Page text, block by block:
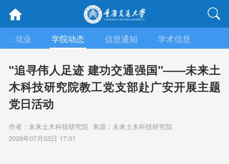
生就业 学院动态 信息通知 学术信息
"追寻伟人足迹 建功交通强国"——未来土
木科技研究院教工党支部赴广安开展主题
党日活动
作者：未来土木科技研究院 来源：未来土木科技研究院
2026年07月03日 17:01